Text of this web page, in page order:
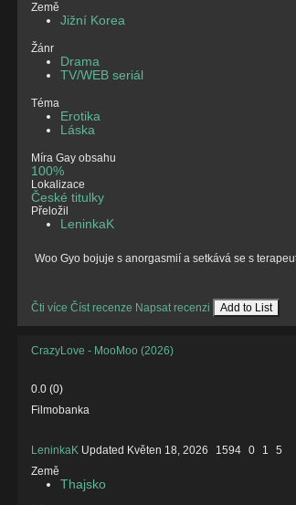
Země
Jižní Korea
Žánr
Drama
TV/WEB seriál
Téma
Erotika
Láska
Míra Gay obsahu
100%
Lokalizace
České titulky
Přeložil
LeninkaK
Woo Gyo bojuje s anorgasmií a setkává se s
Čti více Číst recenze Napsat recenzi Add to List
CrazyLove - MooMoo (2026)
0.0(0)
Filmobanka
LeninkaK Updated Květen 18, 2026 1594 0 1
5
Země
Thajsko